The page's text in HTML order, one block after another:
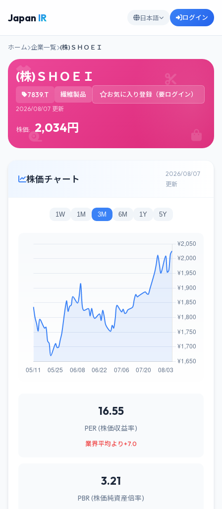
Japan IR 日本語 ログイン
ホーム 企業一覧 (株)ＳＨＯＥＩ
(株)ＳＨＯＥＩ
7839.T 繊維製品 お気に入り登録（要ログイン）
2026/08/07 更新
株価: 2,034円
株価チャート
2026/08/07
更新
1W 1M 3M 6M 1Y 5Y
16.55
PER (株価収益率)
業界平均より+7.0
3.21
PBR (株価純資産倍率)